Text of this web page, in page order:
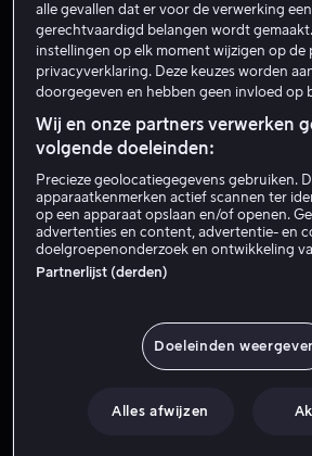
Poul Andrias
alle gevallen dat er voor de verwerking
gerechtvaardigd belangen wordt
instellingen op elk moment wijzigen op de
privacyverklaring. Deze keuzes worden
doorgegeven en hebben geen invloed op
Wij en onze partners verwerken
volgende doeleinden:
Precieze geolocatiegegevens gebruiken.
apparaatkenmerken actief scannen ter
op een apparaat opslaan en/of openen.
advertenties en content, advertentie- en
doelgroepenonderzoek en ontwikkeling
Partnerlijst (derden)
Doeleinden
Alles afwijzen